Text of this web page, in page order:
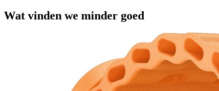
Wat vinden we minder goed